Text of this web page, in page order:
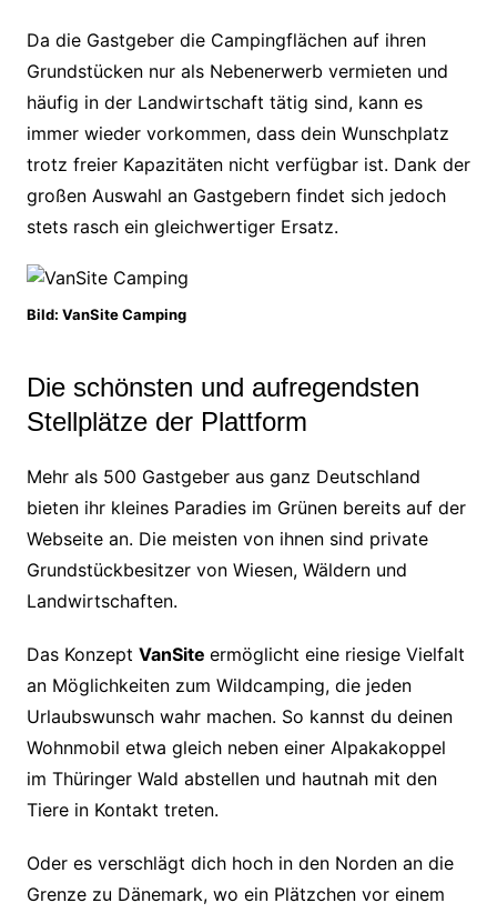
Da die Gastgeber die Campingflächen auf ihren
Grundstücken nur als Nebenerwerb vermieten und
häufig in der Landwirtschaft tätig sind, kann es
immer wieder vorkommen, dass dein Wunschplatz
trotz freier Kapazitäten nicht verfügbar ist. Dank der
großen Auswahl an Gastgebern findet sich jedoch
stets rasch ein gleichwertiger Ersatz.
Bild: VanSite Camping
Die schönsten und aufregendsten
Stellplätze der Plattform
Mehr als 500 Gastgeber aus ganz Deutschland
bieten ihr kleines Paradies im Grünen bereits auf der
Webseite an. Die meisten von ihnen sind private
Grundstückbesitzer von Wiesen, Wäldern und
Landwirtschaften.
Das Konzept VanSite ermöglicht eine riesige Vielfalt
an Möglichkeiten zum Wildcamping, die jeden
Urlaubswunsch wahr machen. So kannst du deinen
Wohnmobil etwa gleich neben einer Alpakakoppel
im Thüringer Wald abstellen und hautnah mit den
Tiere in Kontakt treten.
Oder es verschlägt dich hoch in den Norden an die
Grenze zu Dänemark, wo ein Plätzchen vor einem